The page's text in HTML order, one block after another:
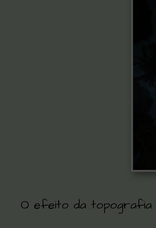
O efeito da topografia